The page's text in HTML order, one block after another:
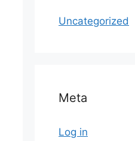
Uncategorized
Meta
Log in